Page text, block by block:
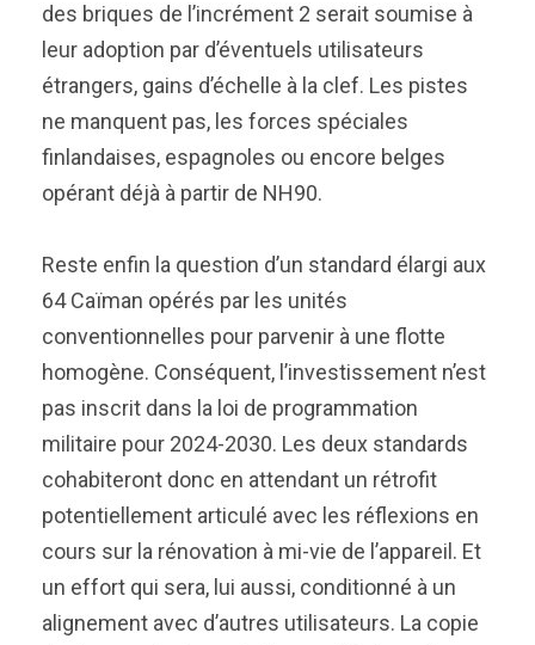
des briques de l’incrément 2 serait soumise à
leur adoption par d’éventuels utilisateurs
étrangers, gains d’échelle à la clef. Les pistes
ne manquent pas, les forces spéciales
finlandaises, espagnoles ou encore belges
opérant déjà à partir de NH90.
Reste enfin la question d’un standard élargi aux
64 Caïman opérés par les unités
conventionnelles pour parvenir à une flotte
homogène. Conséquent, l’investissement n’est
pas inscrit dans la loi de programmation
militaire pour 2024-2030. Les deux standards
cohabiteront donc en attendant un rétrofit
potentiellement articulé avec les réflexions en
cours sur la rénovation à mi-vie de l’appareil. Et
un effort qui sera, lui aussi, conditionné à un
alignement avec d’autres utilisateurs. La copie